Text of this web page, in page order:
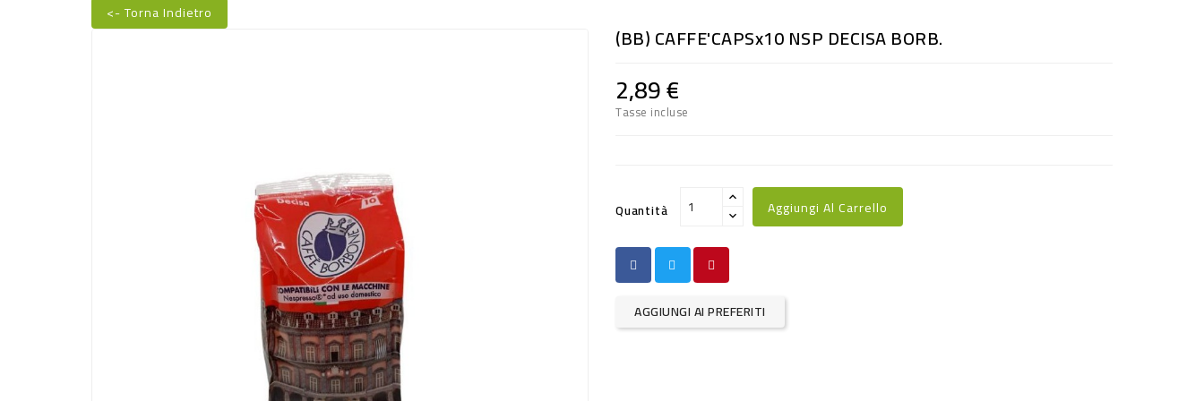
<- Torna Indietro
(BB) CAFFE'CAPSx10 NSP DECISA BORB.
2,89 €
Tasse incluse
Quantità Aggiungi Al Carrello
AGGIUNGI AI PREFERITI